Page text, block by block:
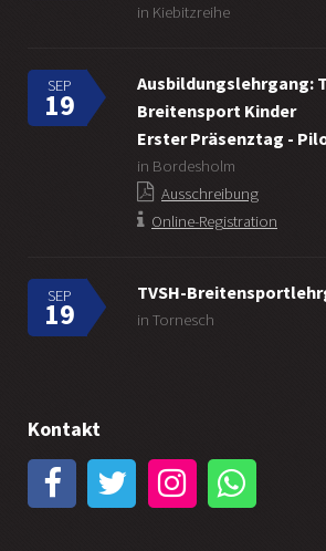
in Kiebitzreihe
SEP
19
Ausbildungslehrgang:
Breitensport Kinder
Erster Präsenztag -
in Bordesholm
Ausschreibung
Online-Registration
SEP
19
TVSH-
in Tornesch
Kontakt